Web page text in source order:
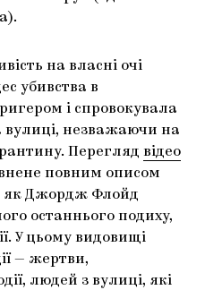
на власні очі
убивства в
і спровокувала
вулиці, незважаючи на
Перегляд відео
повним описом
як Джордж Флойд
останнього подиху,
У цьому видовищі
— жертви,
людей з вулиці, які